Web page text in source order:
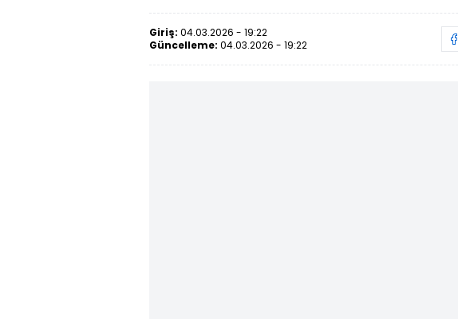
Giriş: 04.03.2026 - 19:22
Güncelleme: 04.03.2026 - 19:22